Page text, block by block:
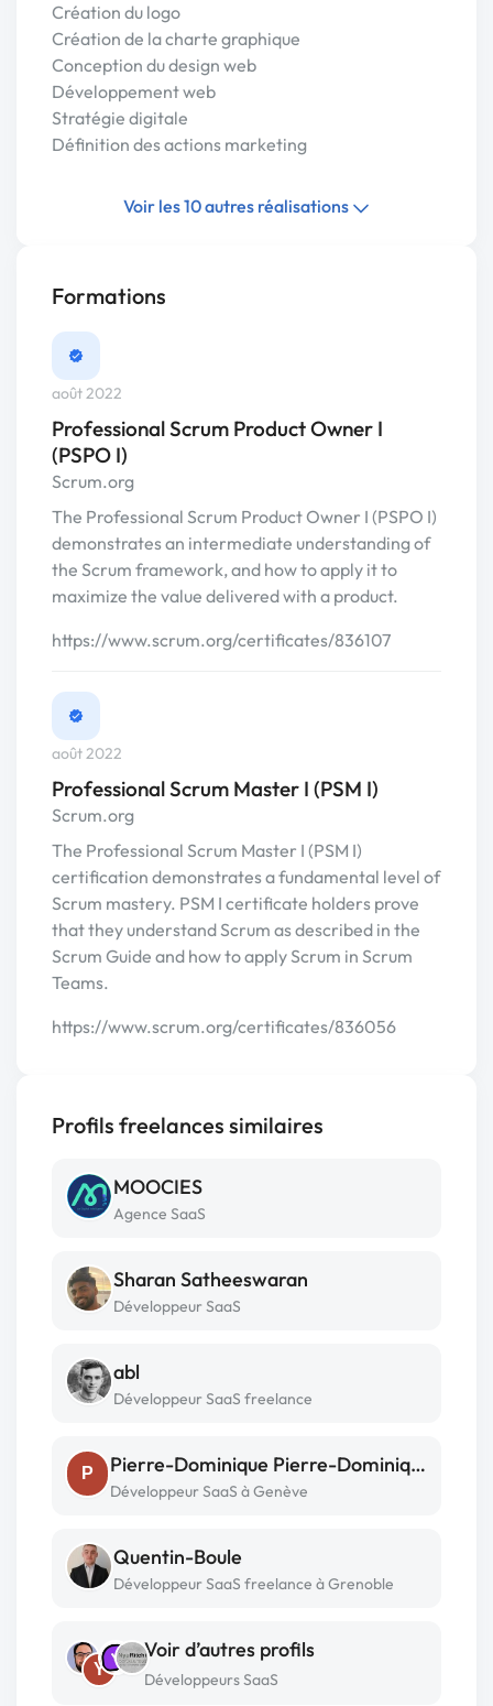
Création du logo
Création de la charte graphique
Conception du design web
Développement web
Stratégie digitale
Définition des actions marketing
Voir les 10 autres réalisations
Formations
août 2022
Professional Scrum Product Owner I
(PSPO I)
Scrum.org
The Professional Scrum Product Owner I (PSPO I)
demonstrates an intermediate understanding of
the Scrum framework, and how to apply it to
maximize the value delivered with a product.
https://www.scrum.org/certificates/836107
août 2022
Professional Scrum Master I (PSM I)
Scrum.org
The Professional Scrum Master I (PSM I)
certification demonstrates a fundamental level of
Scrum mastery. PSM I certificate holders prove
that they understand Scrum as described in the
Scrum Guide and how to apply Scrum in Scrum
Teams.
https://www.scrum.org/certificates/836056
Profils freelances similaires
MOOCIES
Agence SaaS
Sharan Satheeswaran
Développeur SaaS
abl
Développeur SaaS freelance
P Pierre-Dominique Pierre-Dominiq Hohl
Développeur SaaS à Genève
Quentin-Boule
Développeur SaaS freelance à Grenoble
Y
Voir d’autres profils
Développeurs SaaS